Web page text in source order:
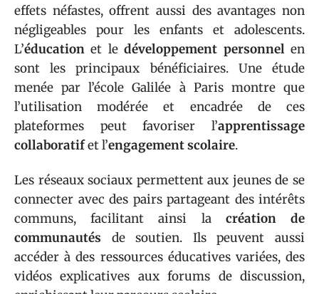
effets néfastes, offrent aussi des avantages non
négligeables pour les enfants et adolescents.
L’éducation et ledéveloppement personnelen
sont les principaux bénéficiaires. Une étude
menée par l’école Galilée à Paris montre que
l’utilisation modérée et encadrée de ces
plateformes peut favoriser l’apprentissage
collaboratifet l’engagement scolaire.
Les réseaux sociaux permettent aux jeunes de se
connecter avec des pairs partageant des intérêts
communs, facilitant ainsi la création de
communautés de soutien. Ils peuvent aussi
accéder à des ressources éducatives variées, des
vidéos explicatives aux forums de discussion,